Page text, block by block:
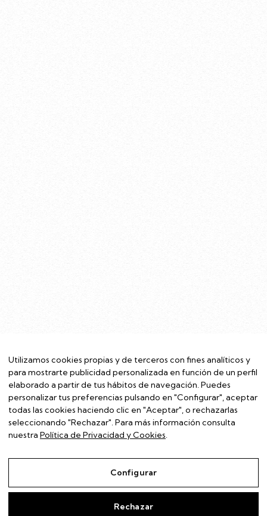
Utilizamos cookies propias y de terceros con fines analíticos y
para mostrarte publicidad personalizada en función de un perfil
elaborado a partir de tus hábitos de navegación. Puedes
personalizar tus preferencias pulsando en "Configurar", aceptar
todas las cookies haciendo clic en "Aceptar", o rechazarlas
seleccionando "Rechazar". Para más información consulta
nuestra Política de Privacidad y Cookies.
Configurar
Rechazar